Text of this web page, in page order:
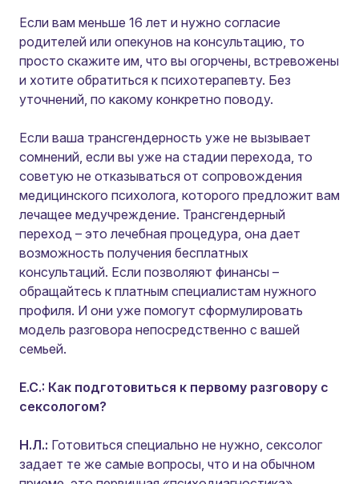
Если вам меньше 16 лет и нужно согласие
родителей или опекунов на консультацию, то
просто скажите им, что вы огорчены, встревожены
и хотите обратиться к психотерапевту. Без
уточнений, по какому конкретно поводу.
Если ваша трансгендерность уже не вызывает
сомнений, если вы уже на стадии перехода, то
советую не отказываться от сопровождения
медицинского психолога, которого предложит вам
лечащее медучреждение. Трансгендерный
переход – это лечебная процедура, она дает
возможность получения бесплатных
консультаций. Если позволяют финансы –
обращайтесь к платным специалистам нужного
профиля. И они уже помогут сформулировать
модель разговора непосредственно с вашей
семьей.
Е.С.: Как подготовиться к первому разговору с
сексологом?
Н.Л.: Готовиться специально не нужно, сексолог
задает те же самые вопросы, что и на обычном